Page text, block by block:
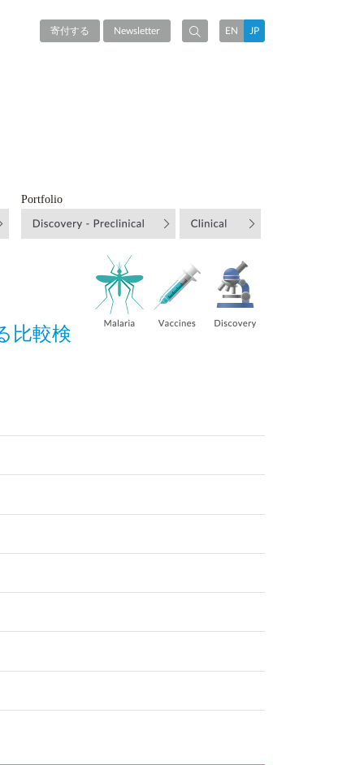
寄付する Newsletter EN JP
Portfolio
比較検